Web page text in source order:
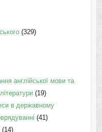
(329)
англійської мови та
(19)
в державному
(41)
(14)